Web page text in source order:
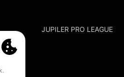
JUPILER PRO LEAGUE